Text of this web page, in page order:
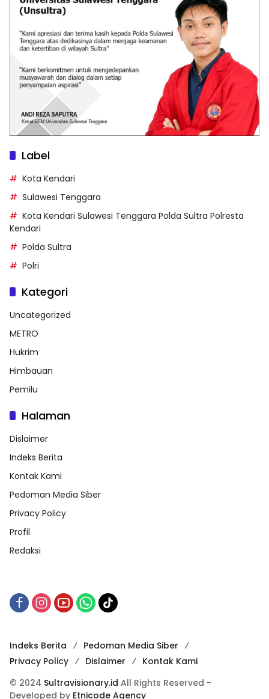
Label
Kota Kendari
Sulawesi Tenggara
Kota Kendari Sulawesi Tenggara Polda Sultra Polresta
Kendari
Polda Sultra
Polri
Kategori
Uncategorized
METRO
Hukrim
Himbauan
Pemilu
Halaman
Dislaimer
Indeks Berita
Kontak Kami
Pedoman Media Siber
Privacy Policy
Profil
Redaksi
Indeks Berita
Pedoman Media Siber
Privacy Policy
Dislaimer
Kontak Kami
© 2024 Sultravisionary.id All Rights Reserved -
Developed by Etnicode Agency